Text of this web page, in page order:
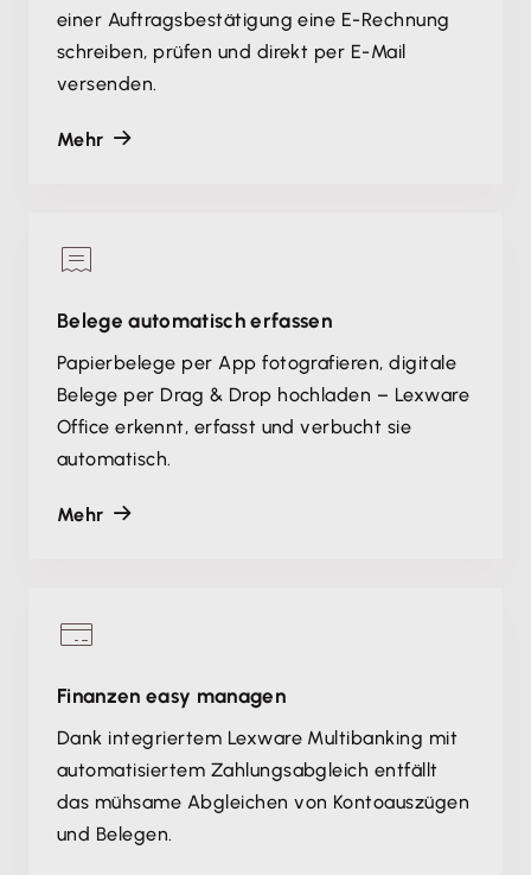
einer Auftragsbestätigung eine E-Rechnung
schreiben, prüfen und direkt per E-Mail
versenden.
Mehr
Belege automatisch erfassen
Papierbelege per App fotografieren, digitale
Belege per Drag & Drop hochladen – Lexware
Office erkennt, erfasst und verbucht sie
automatisch.
Mehr
Finanzen easy managen
Dank integriertem Lexware Multibanking mit
automatisiertem Zahlungsabgleich entfällt
das mühsame Abgleichen von Kontoauszügen
und Belegen.